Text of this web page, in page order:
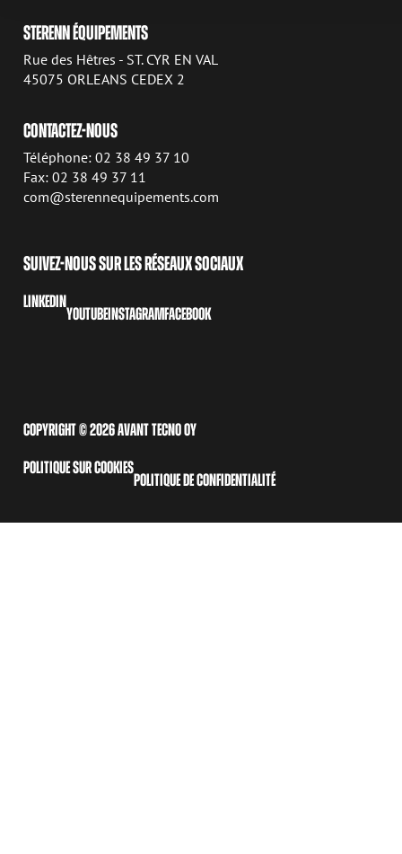
STERENN ÉQUIPEMENTS
Rue des Hêtres - ST. CYR EN VAL
45075 ORLEANS CEDEX 2
CONTACTEZ-NOUS
Téléphone: 02 38 49 37 10
Fax: 02 38 49 37 11
com@sterennequipements.com
SUIVEZ-NOUS SUR LES RÉSEAUX SOCIAUX
LINKEDIN
YOUTUBEINSTAGRAMFACEBOOK
COPYRIGHT © 2026 AVANT TECNO OY
POLITIQUE SUR COOKIES
POLITIQUE DE CONFIDENTIALITÉ